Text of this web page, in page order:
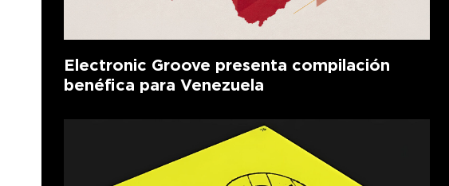
Electronic Groove presenta compilación
benéfica para Venezuela